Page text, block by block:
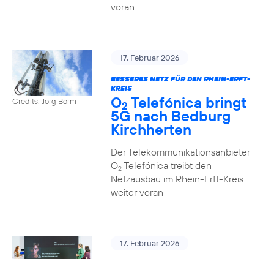
voran
Credits: Jörg Borm
17. Februar 2026
BESSERES NETZ FÜR DEN RHEIN-ERFT-
KREIS
O2 Telefónica bringt
5G nach Bedburg
Kirchherten
Der Telekommunikationsanbieter
O2Telefónica treibt den
Netzausbau im Rhein-Erft-Kreis
weiter voran
17. Februar 2026